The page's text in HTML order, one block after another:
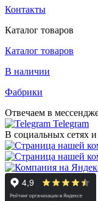
Контакты
Каталог товаров
Каталог товаров
В наличии
Фабрики
Отвечаем в
Telegram
В социальных сетях и